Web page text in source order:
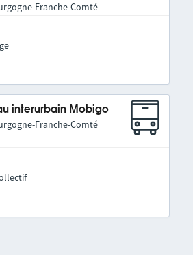
Franche-Comté
interurbain Mobigo
Franche-Comté